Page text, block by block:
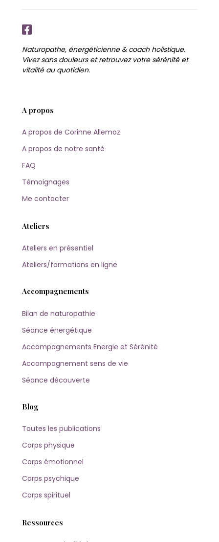
Naturopathe, énergéticienne & coach holistique.
Vivez sans douleurs et retrouvez votre sérénité et
vitalité au quotidien.
A propos
A propos de Corinne Allemoz
A propos de notre santé
FAQ
Témoignages
Me contacter
Ateliers
Ateliers en présentiel
Ateliers/formations en ligne
Accompagnements
Bilan de naturopathie
Séance énergétique
Accompagnements Energie et Sérénité
Accompagnement sens de vie
Séance découverte
Blog
Toutes les publications
Corps physique
Corps émotionnel
Corps psychique
Corps spirituel
Ressources